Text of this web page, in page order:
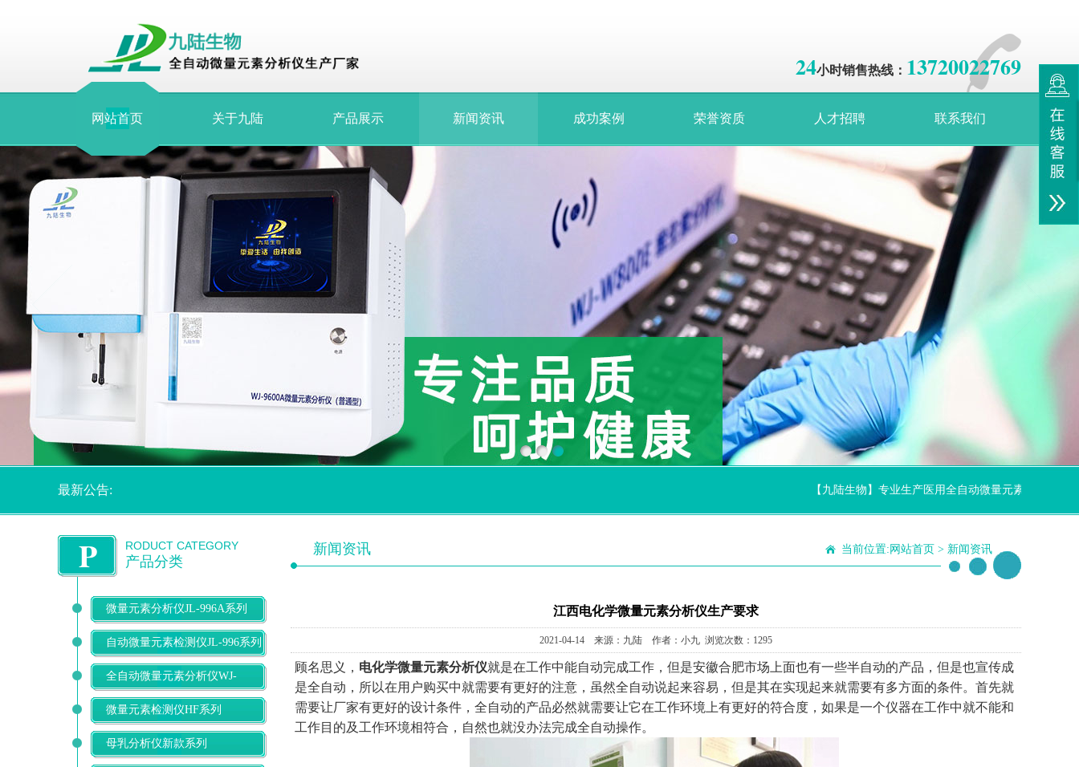
24小时销售热线： 13720022769
网站首页 关于九陆 产品展示 新闻资讯 成功案例 荣誉资质 人才招聘 联系我们
最新公告: 【九陆生物】专业生产医用全自动微量元素分析仪厂家,
P RODUCT CATEGORY
产品分类
微量元素分析仪JL-996A系列
自动微量元素检测仪JL-996系列
全自动微量元素分析仪WJ-
9600D系列
微量元素检测仪HF系列
母乳分析仪新款系列
新闻资讯 当前位置: 网站首页 > 新闻资讯
江西电化学微量元素分析仪生产要求
2021-04-14 来源：九陆 作者：小九 浏览次数：1295
顾名思义， 电化学微量元素分析仪就是在工作中能自动完成工作，但是安徽合肥市场上面也有一些半自动的产品，但是也宣传成
是全自动，所以在用户购买中就需要有更好的注意，虽然全自动说起来容易，但是其在实现起来就需要有多方面的条件。首先就
需要让厂家有更好的设计条件，全自动的产品必然就需要让它在工作环境上有更好的符合度，如果是一个仪器在工作中就不能和
工作目的及工作环境相符合，自然也就没办法完成全自动操作。